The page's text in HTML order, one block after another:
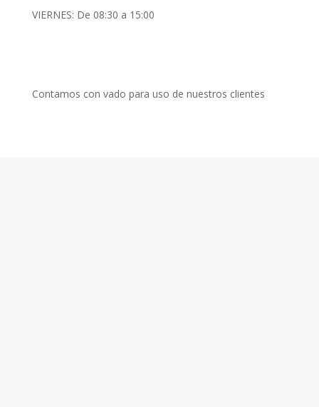
VIERNES: De 08:30 a 15:00
Contamos con vado para uso de nuestros clientes